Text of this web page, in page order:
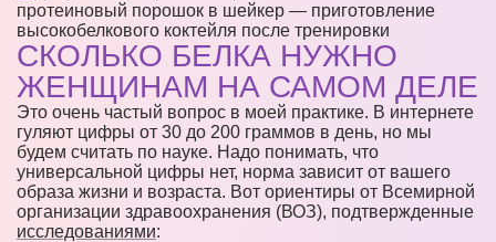
СКОЛЬКО БЕЛКА НУЖНО
ЖЕНЩИНАМ НА САМОМ ДЕЛЕ
Это очень частый вопрос в моей практике. В интернете
гуляют цифры от 30 до 200 граммов в день, но мы
будем считать по науке. Надо понимать, что
универсальной цифры нет, норма зависит от вашего
образа жизни и возраста. Вот ориентиры от Всемирной
организации здравоохранения (ВОЗ), подтвержденные
исследованиями: